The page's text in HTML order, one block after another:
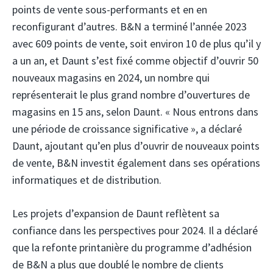
points de vente sous-performants et en en
reconfigurant d’autres. B&N a terminé l’année 2023
avec 609 points de vente, soit environ 10 de plus qu’il y
a un an, et Daunt s’est fixé comme objectif d’ouvrir 50
nouveaux magasins en 2024, un nombre qui
représenterait le plus grand nombre d’ouvertures de
magasins en 15 ans, selon Daunt. « Nous entrons dans
une période de croissance significative », a déclaré
Daunt, ajoutant qu’en plus d’ouvrir de nouveaux points
de vente, B&N investit également dans ses opérations
informatiques et de distribution.
Les projets d’expansion de Daunt reflètent sa
confiance dans les perspectives pour 2024. Il a déclaré
que la refonte printanière du programme d’adhésion
de B&N a plus que doublé le nombre de clients